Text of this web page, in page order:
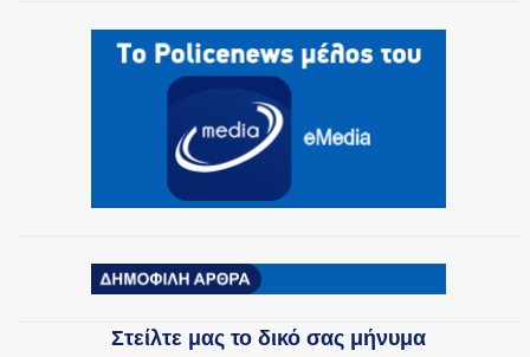
Στείλτε μας το δικό σας μήνυμα